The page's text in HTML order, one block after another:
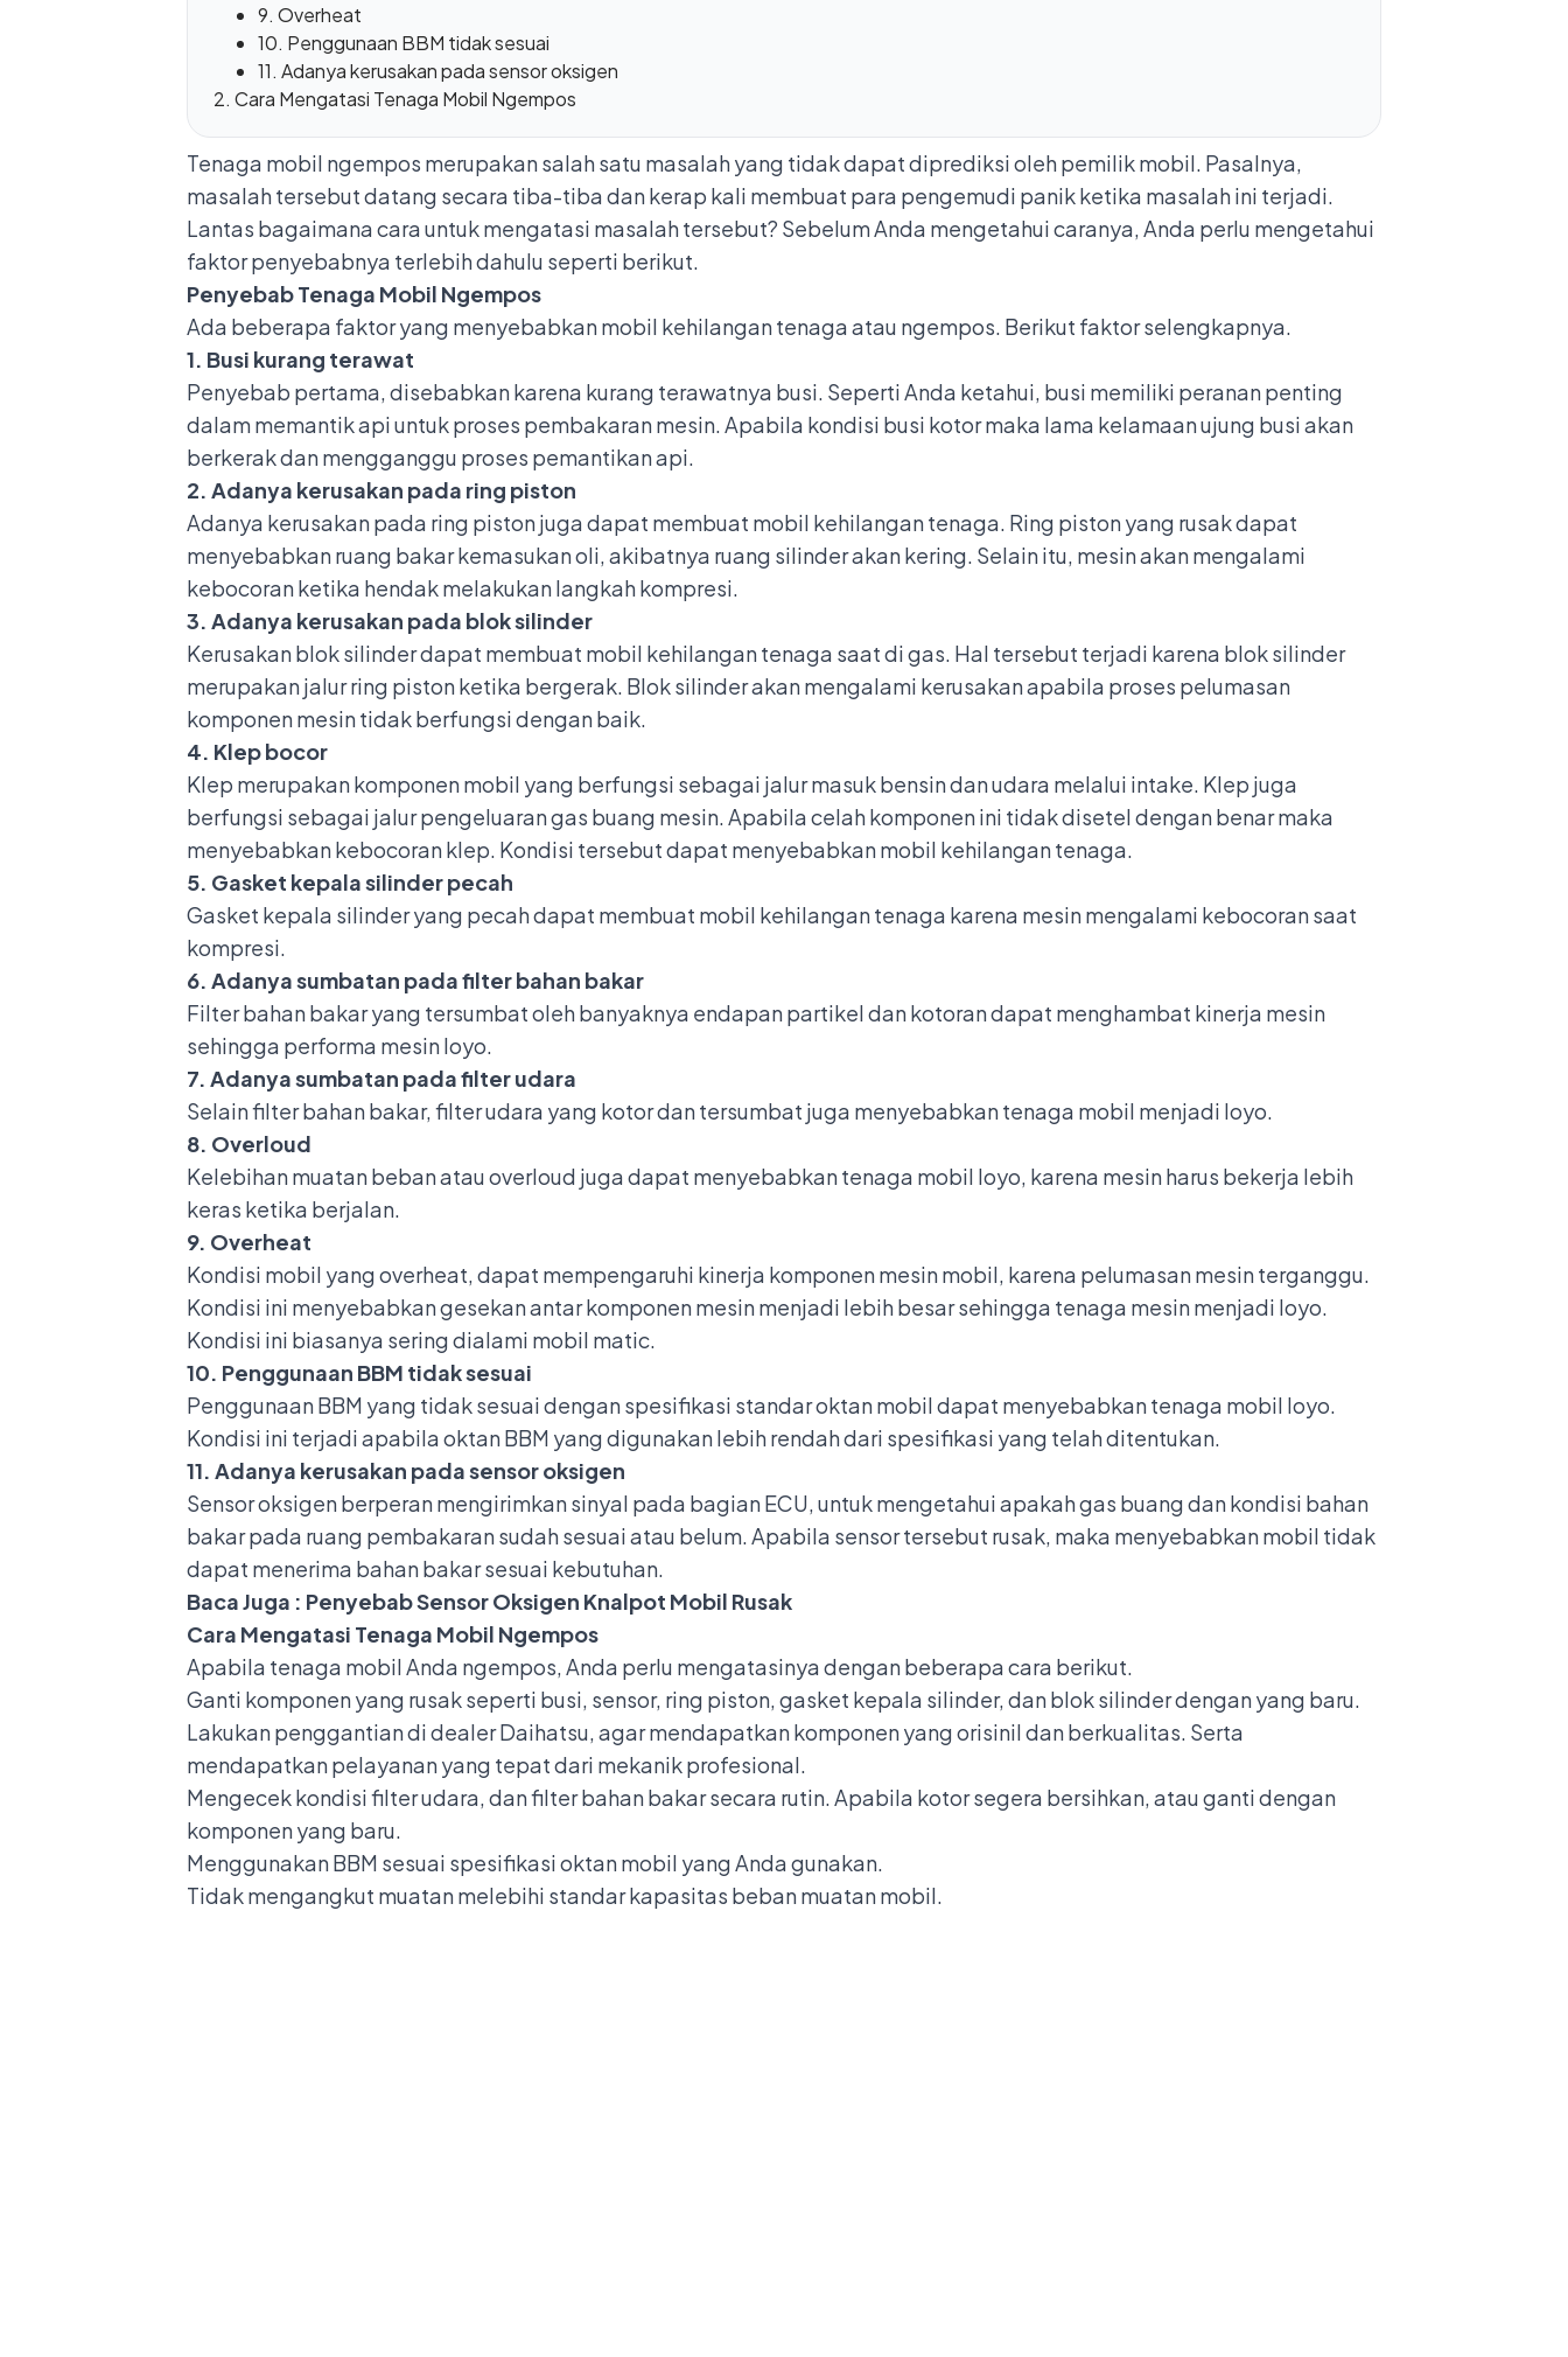
9. Overheat
10. Penggunaan BBM tidak sesuai
11. Adanya kerusakan pada sensor oksigen
Cara Mengatasi Tenaga Mobil Ngempos
Tenaga mobil ngempos merupakan salah satu masalah yang tidak dapat diprediksi oleh pemilik mobil. Pasalnya,
masalah tersebut datang secara tiba-tiba dan kerap kali membuat para pengemudi panik ketika masalah ini terjadi.
Lantas bagaimana cara untuk mengatasi masalah tersebut? Sebelum Anda mengetahui caranya, Anda perlu mengetahui
faktor penyebabnya terlebih dahulu seperti berikut.
Penyebab Tenaga Mobil Ngempos
Ada beberapa faktor yang menyebabkan mobil kehilangan tenaga atau ngempos. Berikut faktor selengkapnya.
1. Busi kurang terawat
Penyebab pertama, disebabkan karena kurang terawatnya busi. Seperti Anda ketahui, busi memiliki peranan penting
dalam memantik api untuk proses pembakaran mesin. Apabila kondisi busi kotor maka lama kelamaan ujung busi akan
berkerak dan mengganggu proses pemantikan api.
2. Adanya kerusakan pada ring piston
Adanya kerusakan pada ring piston juga dapat membuat mobil kehilangan tenaga. Ring piston yang rusak dapat
menyebabkan ruang bakar kemasukan oli, akibatnya ruang silinder akan kering. Selain itu, mesin akan mengalami
kebocoran ketika hendak melakukan langkah kompresi.
3. Adanya kerusakan pada blok silinder
Kerusakan blok silinder dapat membuat mobil kehilangan tenaga saat di gas. Hal tersebut terjadi karena blok silinder
merupakan jalur ring piston ketika bergerak. Blok silinder akan mengalami kerusakan apabila proses pelumasan
komponen mesin tidak berfungsi dengan baik.
4. Klep bocor
Klep merupakan komponen mobil yang berfungsi sebagai jalur masuk bensin dan udara melalui intake. Klep juga
berfungsi sebagai jalur pengeluaran gas buang mesin. Apabila celah komponen ini tidak disetel dengan benar maka
menyebabkan kebocoran klep. Kondisi tersebut dapat menyebabkan mobil kehilangan tenaga.
5. Gasket kepala silinder pecah
Gasket kepala silinder yang pecah dapat membuat mobil kehilangan tenaga karena mesin mengalami kebocoran saat
kompresi.
6. Adanya sumbatan pada filter bahan bakar
Filter bahan bakar yang tersumbat oleh banyaknya endapan partikel dan kotoran dapat menghambat kinerja mesin
sehingga performa mesin loyo.
7. Adanya sumbatan pada filter udara
Selain filter bahan bakar, filter udara yang kotor dan tersumbat juga menyebabkan tenaga mobil menjadi loyo.
8. Overloud
Kelebihan muatan beban atau overloud juga dapat menyebabkan tenaga mobil loyo, karena mesin harus bekerja lebih
keras ketika berjalan.
9. Overheat
Kondisi mobil yang overheat, dapat mempengaruhi kinerja komponen mesin mobil, karena pelumasan mesin terganggu.
Kondisi ini menyebabkan gesekan antar komponen mesin menjadi lebih besar sehingga tenaga mesin menjadi loyo.
Kondisi ini biasanya sering dialami mobil matic.
10. Penggunaan BBM tidak sesuai
Penggunaan BBM yang tidak sesuai dengan spesifikasi standar oktan mobil dapat menyebabkan tenaga mobil loyo.
Kondisi ini terjadi apabila oktan BBM yang digunakan lebih rendah dari spesifikasi yang telah ditentukan.
11. Adanya kerusakan pada sensor oksigen
Sensor oksigen berperan mengirimkan sinyal pada bagian ECU, untuk mengetahui apakah gas buang dan kondisi bahan
bakar pada ruang pembakaran sudah sesuai atau belum. Apabila sensor tersebut rusak, maka menyebabkan mobil tidak
dapat menerima bahan bakar sesuai kebutuhan.
Baca Juga : Penyebab Sensor Oksigen Knalpot Mobil Rusak
Cara Mengatasi Tenaga Mobil Ngempos
Apabila tenaga mobil Anda ngempos, Anda perlu mengatasinya dengan beberapa cara berikut.
Ganti komponen yang rusak seperti busi, sensor, ring piston, gasket kepala silinder, dan blok silinder dengan yang baru.
Lakukan penggantian didealer Daihatsu, agar mendapatkan komponen yang orisinil dan berkualitas. Serta
mendapatkan pelayanan yang tepat dari mekanik profesional.
Mengecek kondisi filter udara, dan filter bahan bakar secara rutin. Apabila kotor segera bersihkan, atau ganti dengan
komponen yang baru.
Menggunakan BBM sesuai spesifikasi oktan mobil yang Anda gunakan.
Tidak mengangkut muatan melebihi standar kapasitas beban muatan mobil.